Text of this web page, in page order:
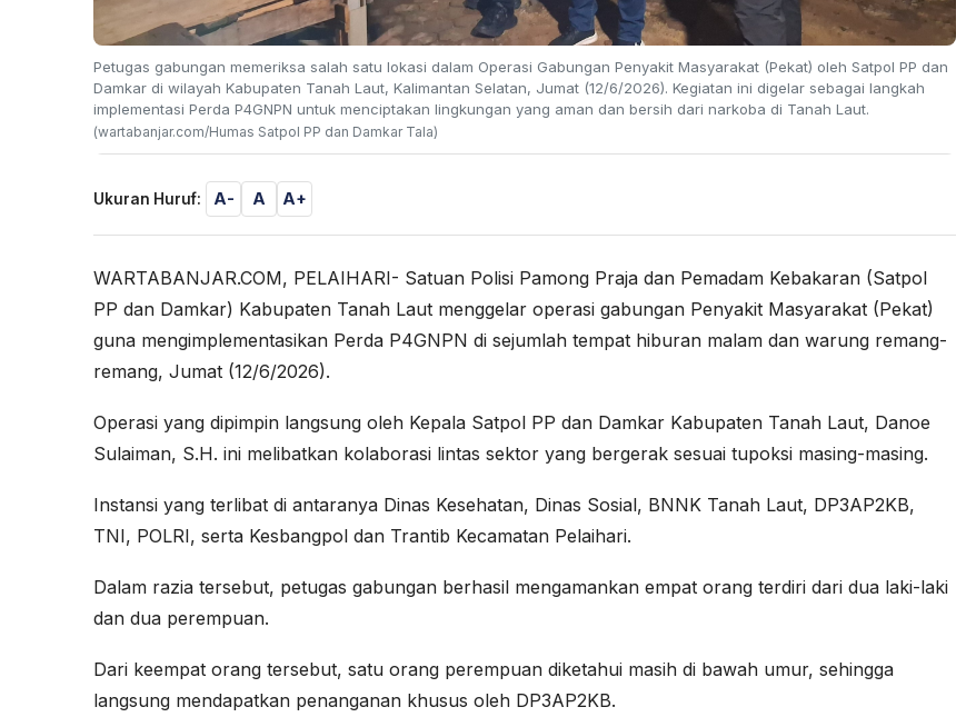
Petugas gabungan memeriksa salah satu lokasi dalam Operasi Gabungan Penyakit Masyarakat (Pekat) oleh Satpol PP dan
Damkar di wilayah Kabupaten Tanah Laut, Kalimantan Selatan, Jumat (12/6/2026). Kegiatan ini digelar sebagai langkah
implementasi Perda P4GNPN untuk menciptakan lingkungan yang aman dan bersih dari narkoba di Tanah Laut.
(wartabanjar.com/Humas Satpol PP dan Damkar Tala)
Ukuran Huruf: A- A A+
WARTABANJAR.COM, PELAIHARI- Satuan Polisi Pamong Praja dan Pemadam Kebakaran (Satpol
PP dan Damkar) Kabupaten Tanah Laut menggelar operasi gabungan Penyakit Masyarakat (Pekat)
guna mengimplementasikan Perda P4GNPN di sejumlah tempat hiburan malam dan warung remang-
remang, Jumat (12/6/2026).
Operasi yang dipimpin langsung oleh Kepala Satpol PP dan Damkar Kabupaten Tanah Laut, Danoe
Sulaiman, S.H. ini melibatkan kolaborasi lintas sektor yang bergerak sesuai tupoksi masing-masing.
Instansi yang terlibat di antaranya Dinas Kesehatan, Dinas Sosial, BNNK Tanah Laut, DP3AP2KB,
TNI, POLRI, serta Kesbangpol dan Trantib Kecamatan Pelaihari.
Dalam razia tersebut, petugas gabungan berhasil mengamankan empat orang terdiri dari dua laki-laki
dan dua perempuan.
Dari keempat orang tersebut, satu orang perempuan diketahui masih di bawah umur, sehingga
langsung mendapatkan penanganan khusus oleh DP3AP2KB.